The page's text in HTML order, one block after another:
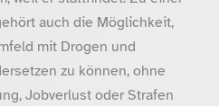
auch die Möglichkeit,
mit Drogen und
zu können, ohne
Jobverlust oder Strafen